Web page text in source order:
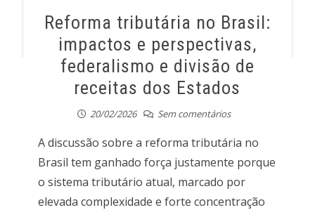
Reforma tributária no Brasil:
impactos e perspectivas,
federalismo e divisão de
receitas dos Estados
20/02/2026 Sem comentários
A discussão sobre a reforma tributária no
Brasil tem ganhado força justamente porque
o sistema tributário atual, marcado por
elevada complexidade e forte concentração